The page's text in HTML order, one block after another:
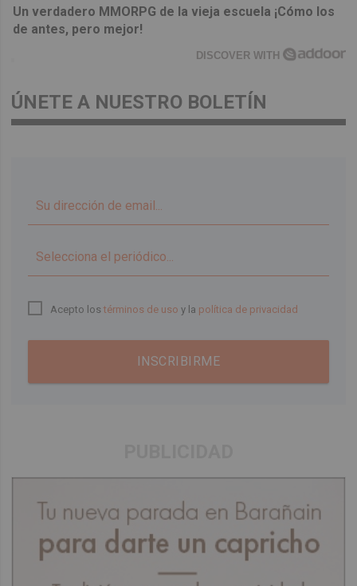
Un verdadero MMORPG de la vieja escuela ¡Cómo los
de antes, pero mejor!
DISCOVER WITH
ÚNETE A NUESTRO BOLETÍN
Acepto lostérminos de uso y la política de privacidad
INSCRIBIRME